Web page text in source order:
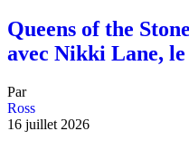
Queens of the
avec Nikki Lane,
Par
Ross
16 juillet 2026